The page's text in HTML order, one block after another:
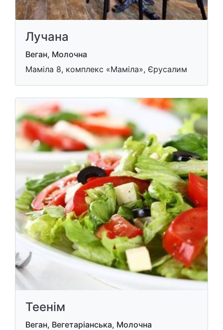
Лучана
Веган, Молочна
Маміла 8, комплекс «Маміла», Єрусалим
Теенім
Веган, Вегетаріанська, Молочна